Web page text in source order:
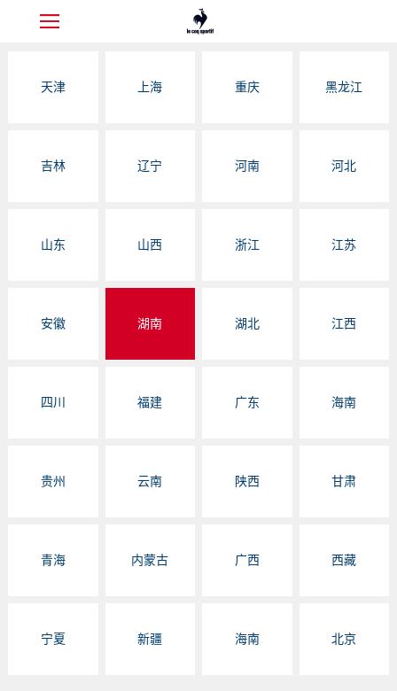
天津 上海 重庆 黑龙江
吉林 辽宁 河南 河北
山东 山西 浙江 江苏
安徽 湖南 湖北 江西
四川 福建 广东 海南
贵州 云南 陕西 甘肃
青海 内蒙古 广西 西藏
宁夏 新疆 海南 北京